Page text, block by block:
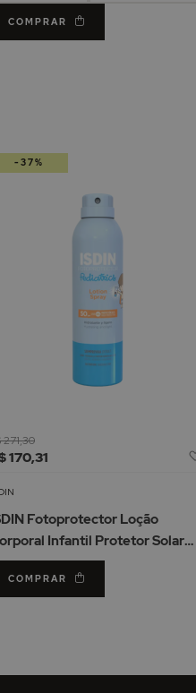
COMPRAR
170,31
271,30
Fotoprotector Loção
Infantil Protetor Solar
250ml
COMPRAR
-37%